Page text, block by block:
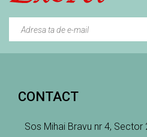
CONTACT
Sos Mihai Bravu nr 4, Sector